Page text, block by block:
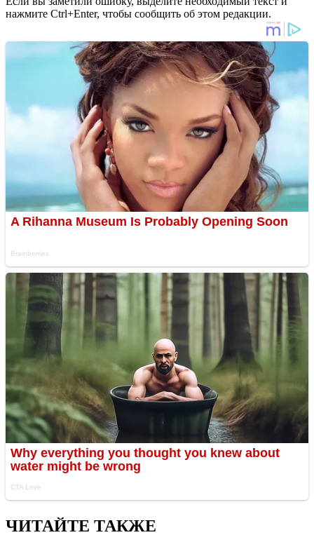
нажмите Ctrl+Enter, чтобы сообщить об этом редакции.
ЧИТАЙТЕ ТАКЖЕ